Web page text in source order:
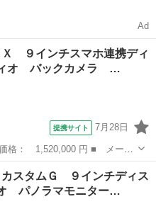
ーセ
ィン
）
ラ
Ad
Ｘ ９インチスマホ連携ディ
ィオ バックカメラ …
提携サイト 7月28日
■ グレード名： Ｘ ９イ
オ バックカメラ 保証１年
カスタムＧ ９インチディス
パノラマモニター…